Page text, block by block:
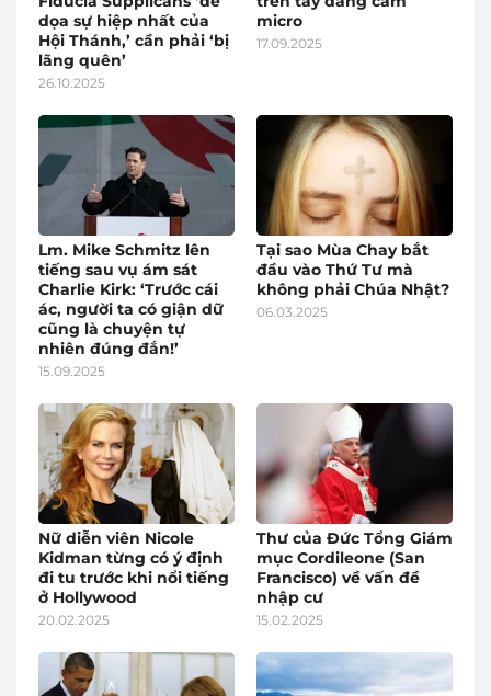
dọa sự hiệp nhất của
Hội Thánh,’ cần phải ‘bị
lãng quên’
26.10.2025
micro
17.09.2025
Lm. Mike Schmitz lên
tiếng sau vụ ám sát
Charlie Kirk: ‘Trước cái
ác, người ta có giận dữ
cũng là chuyện tự
nhiên đúng đắn!’
15.09.2025
Tại sao Mùa Chay bắt
đầu vào Thứ Tư mà
không phải Chúa Nhật?
06.03.2025
Nữ diễn viên Nicole
Kidman từng có ý định
đi tu trước khi nổi tiếng
ở Hollywood
20.02.2025
Thư của Đức Tổng Giám
mục Cordileone (San
Francisco) về vấn đề
nhập cư
15.02.2025